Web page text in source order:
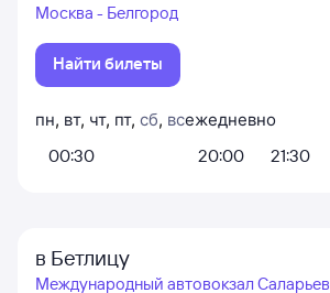
Москва - Белгород
Найти билеты
пн, вт, чт, пт, сб, вс
00:30
ежедневно
20:00
21:30
в Бетлицу
Международный автовокзал